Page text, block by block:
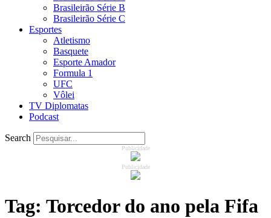
Brasileirão Série B
Brasileirão Série C
Esportes
Atletismo
Basquete
Esporte Amador
Formula 1
UFC
Vôlei
TV Diplomatas
Podcast
Search
Publicidade
Publicidade
Tag: Torcedor do ano pela Fifa